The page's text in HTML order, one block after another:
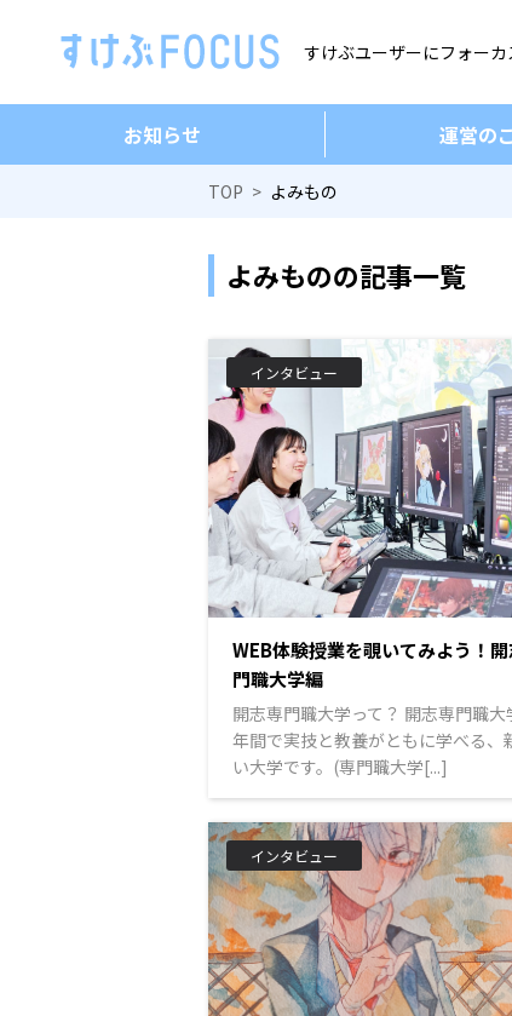
すけぶユーザーにフォー
お知らせ 運営の
TOP よみもの
よみものの記事一覧
インタビュー
WEB体験授業を覗いてみよう！
門職大学編
開志専門職大学って？ 開志専門職大
年間で実技と教養がともに学べる、
い大学です。(専門職大学[...]
インタビュー